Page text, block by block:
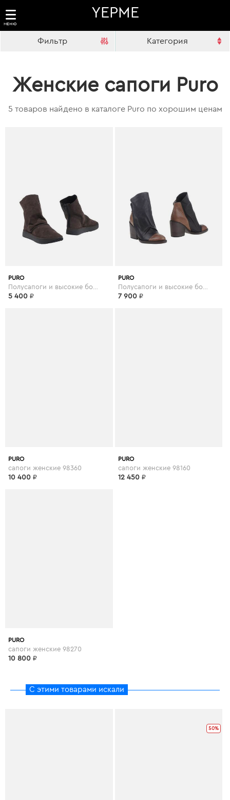
МЕНЮ
YEPME
Фильтр Категория
Женские сапоги Puro
5 товаров найдено в каталоге Puro по хорошим ценам
PURO
5 400 ₽
PURO
Полусапоги и высокие ботинки
7 900 ₽
PURO
сапоги женские 98360
10 400 ₽
PURO
сапоги женские 98160
12 450 ₽
PURO
сапоги женские 98270
10 800 ₽
С этими товарами искали
50%